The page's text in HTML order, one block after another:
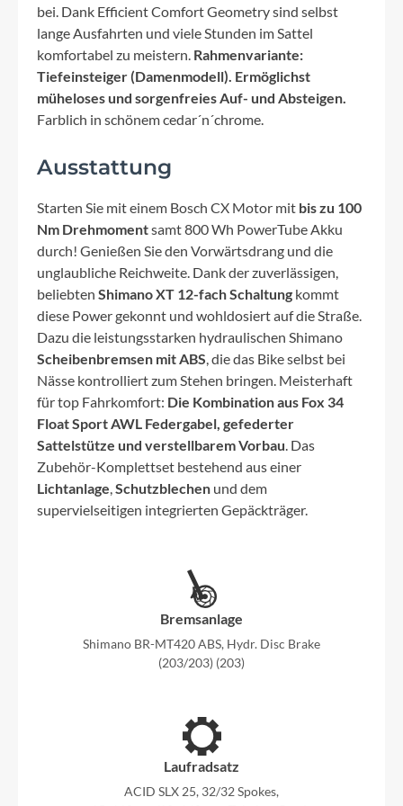
bei. Dank Efficient Comfort Geometry sind selbst
lange Ausfahrten und viele Stunden im Sattel
komfortabel zu meistern. Rahmenvariante:
Tiefeinsteiger (Damenmodell). Ermöglichst
müheloses und sorgenfreies Auf- und Absteigen.
Farblich in schönem cedar´n´chrome.
Ausstattung
Starten Sie mit einem Bosch CX Motor mit bis zu 100
Nm Drehmomentsamt 800 Wh PowerTube Akku
durch! Genießen Sie den Vorwärtsdrang und die
unglaubliche Reichweite. Dank der zuverlässigen,
beliebten Shimano XT 12-fach Schaltung kommt
diese Power gekonnt und wohldosiert auf die Straße.
Dazu die leistungsstarken hydraulischen Shimano
Scheibenbremsen mit ABS, die das Bike selbst bei
Nässe kontrolliert zum Stehen bringen. Meisterhaft
für top Fahrkomfort: Die Kombination aus Fox 34
Float Sport AWL Federgabel, gefederter
Sattelstütze und verstellbarem Vorbau. Das
Zubehör-Komplettset bestehend aus einer
Lichtanlage,Schutzblechen und dem
supervielseitigen integrierten Gepäckträger.
Bremsanlage
Shimano BR-MT420 ABS, Hydr. Disc Brake
(203/203) (203)
Laufradsatz
ACID SLX 25, 32/32 Spokes,